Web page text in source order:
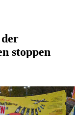
stoppen